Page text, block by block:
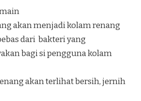
akan menjadi kolam renang
dari bakteri yang
bagi si pengguna kolam
akan terlihat bersih, jernih